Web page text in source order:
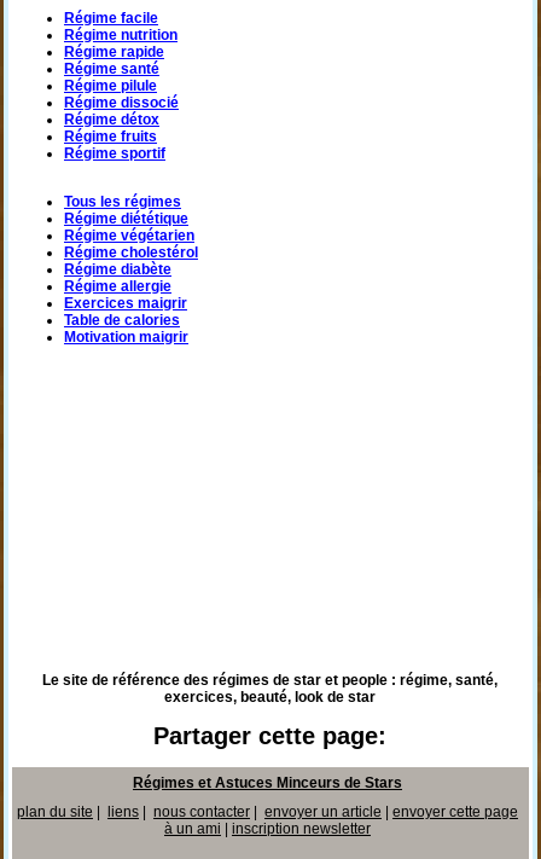
Régime facile
Régime nutrition
Régime rapide
Régime santé
Régime pilule
Régime dissocié
Régime détox
Régime fruits
Régime sportif
Tous les régimes
Régime diététique
Régime végétarien
Régime cholestérol
Régime diabète
Régime allergie
Exercices maigrir
Table de calories
Motivation maigrir
Le site de référence des régimes de star et people : régime, santé,
exercices, beauté, look de star
Partager cette page:
Régimes et Astuces Minceurs de Stars
plan du site
liens| nous contacter| envoyer un article
envoyer cette page
à un ami
inscription newsletter